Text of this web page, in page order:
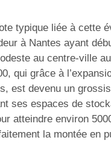
typique liée à cette
à Nantes ayant
au centre-ville
qui grâce à
est devenu un
ses espaces de
atteindre environ
la montée en